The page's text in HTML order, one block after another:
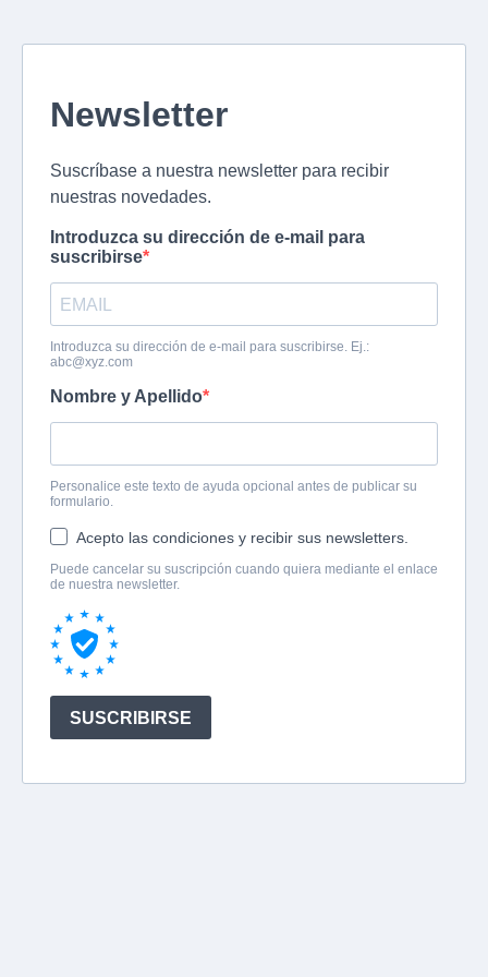
Newsletter
Suscríbase a nuestra newsletter para recibir
nuestras novedades.
Introduzca su dirección de e-mail para
suscribirse
Introduzca su dirección de e-mail para suscribirse. Ej.:
abc@xyz.com
Nombre y Apellido
Personalice este texto de ayuda opcional antes de publicar su
formulario.
Acepto las condiciones y recibir sus newsletters.
Puede cancelar su suscripción cuando quiera mediante el enlace
de nuestra newsletter.
SUSCRIBIRSE